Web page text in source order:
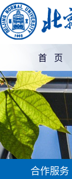
首 页
合作服务